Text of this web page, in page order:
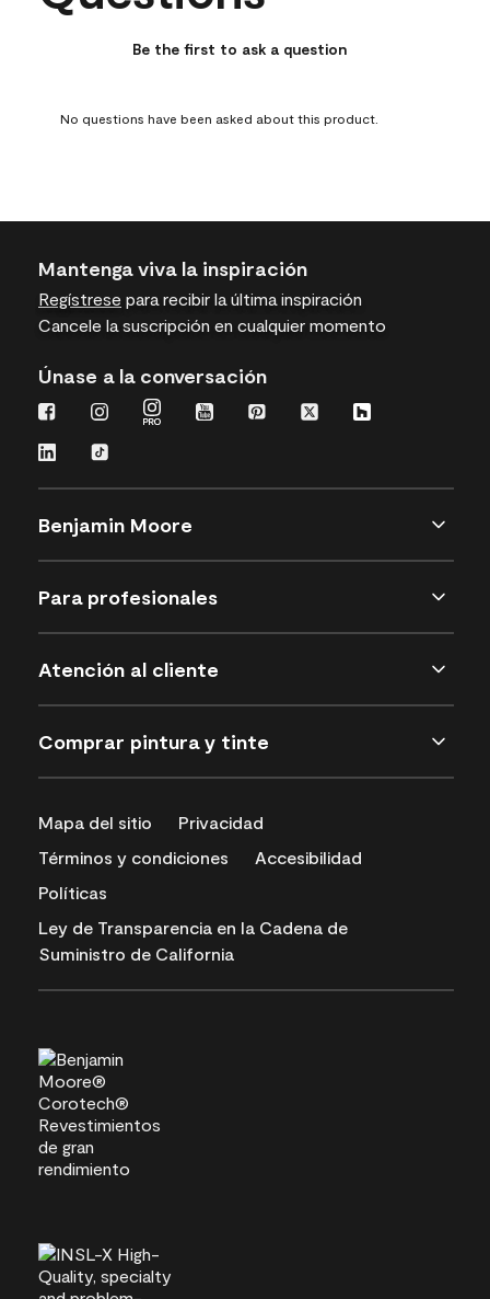
This
form.
action
form.
action
form.
action
will
form.
form.
Be the first to ask a question
No questions have been asked about this product.
Mantenga viva la inspiración
Regístrese para recibir la última inspiración
Cancele la suscripción en cualquier momento
Únase a la conversación
Benjamin Moore
Para profesionales
Atención al cliente
Comprar pintura y tinte
Mapa del sitio
Privacidad
Términos y condiciones
Accesibilidad
Políticas
Ley de Transparencia en la Cadena de
Suministro de California